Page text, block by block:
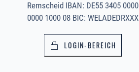
Remscheid IBAN: DE55 3405 0000
0000 1000 08 BIC: WELADEDRXXX
LOGIN-BEREICH